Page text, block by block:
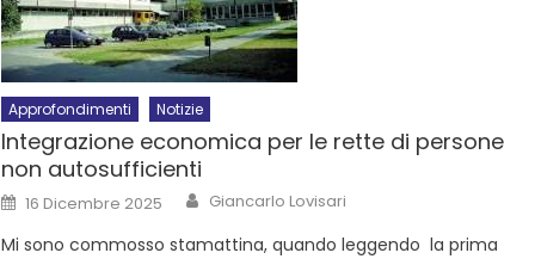
Approfondimenti Notizie
Integrazione economica per le rette di persone
non autosufficienti
16 Dicembre 2025 Giancarlo Lovisari
Mi sono commosso stamattina, quando leggendo la prima